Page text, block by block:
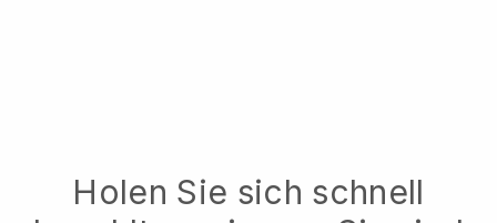
Holen Sie sich schnell